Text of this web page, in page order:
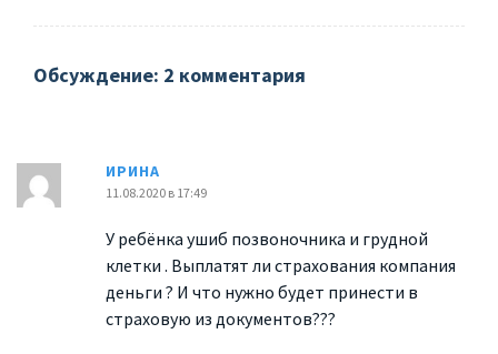
Обсуждение: 2 комментария
ИРИНА
11.08.2020 в 17:49
У ребёнка ушиб позвоночника и грудной
клетки . Выплатят ли страхования компания
деньги ? И что нужно будет принести в
страховую из документов???